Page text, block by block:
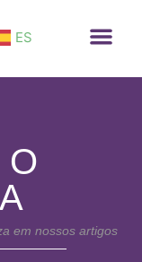
ES
em nossos artigos